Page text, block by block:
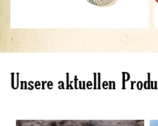
Unsere aktuellen